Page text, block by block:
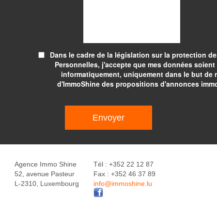
Dans le cadre de la législation sur la protection
Personnelles, j'accepte que mes données
informatiquement, uniquement dans le but de
d'ImmoShine des propositions d'annonces
Envoyer
Agence Immo Shine
52, avenue Pasteur
L-2310, Luxembourg
Tél : +352 22 12 87
Fax : +352 46 37 89
info@immoshine.lu